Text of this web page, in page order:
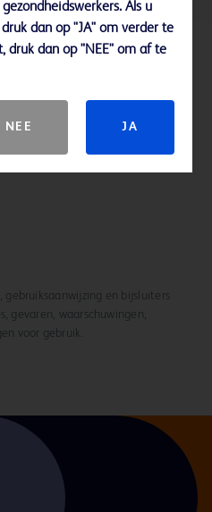
contact op met uw lokale BD
en bijsluiters
gevaren, waarschuwingen,
voor gebruik.
Als u
dan op "JA" om verder te
druk dan op "NEE" om af te
NEE JA